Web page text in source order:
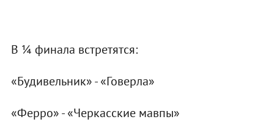
В ¼ финала встретятся:
«Будивельник» - «Говерла»
«Ферро» - «Черкасские мавпы»